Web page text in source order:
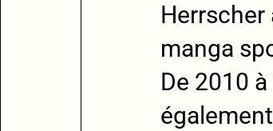
Herrscher
manga
De 2010